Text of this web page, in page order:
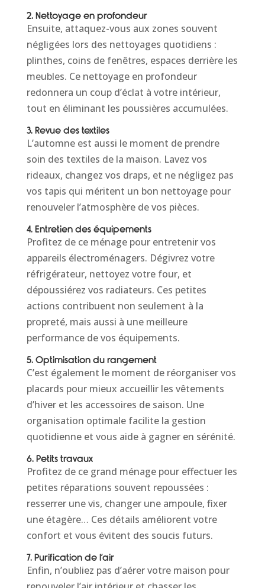
2. Nettoyage en profondeur
Ensuite, attaquez-vous aux zones souvent
négligées lors des nettoyages quotidiens :
plinthes, coins de fenêtres, espaces derrière les
meubles. Ce nettoyage en profondeur
redonnera un coup d’éclat à votre intérieur,
tout en éliminant les poussières accumulées.
3. Revue des textiles
L’automne est aussi le moment de prendre
soin des textiles de la maison. Lavez vos
rideaux, changez vos draps, et ne négligez pas
vos tapis qui méritent un bon nettoyage pour
renouveler l’atmosphère de vos pièces.
4. Entretien des équipements
Profitez de ce ménage pour entretenir vos
appareils électroménagers. Dégivrez votre
réfrigérateur, nettoyez votre four, et
dépoussiérez vos radiateurs. Ces petites
actions contribuent non seulement à la
propreté, mais aussi à une meilleure
performance de vos équipements.
5. Optimisation du rangement
C’est également le moment de réorganiser vos
placards pour mieux accueillir les vêtements
d’hiver et les accessoires de saison. Une
organisation optimale facilite la gestion
quotidienne et vous aide à gagner en sérénité.
6. Petits travaux
Profitez de ce grand ménage pour effectuer les
petites réparations souvent repoussées :
resserrer une vis, changer une ampoule, fixer
une étagère… Ces détails améliorent votre
confort et vous évitent des soucis futurs.
7. Purification de l’air
Enfin, n’oubliez pas d’aérer votre maison pour